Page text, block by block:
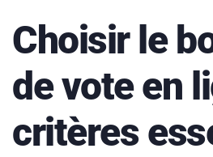
Choisir le
de vote en
critères